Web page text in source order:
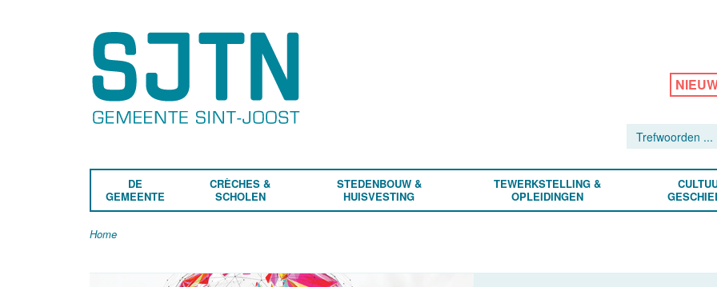
DE
GEMEENTE
CRÈCHES &
SCHOLEN
STEDENBOUW &
HUISVESTING
TEWERKSTELLING &
OPLEIDINGEN
Home